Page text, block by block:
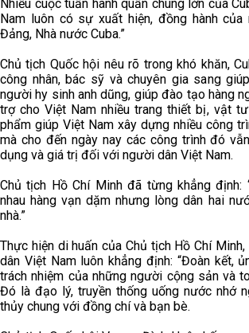
Nhiều cuộc tuần hành quần chúng lớn của
Nam luôn có sự xuất hiện, đồng hành
Đảng, Nhà nước Cuba.”
Chủ tịch Quốc hội nêu rõ trong khó khăn,
công nhân, bác sỹ và chuyên gia sang
người hy sinh anh dũng, giúp đào tạo hàng
trợ cho Việt Nam nhiều trang thiết bị, vật
phẩm giúp Việt Nam xây dựng nhiều công
mà cho đến ngày nay các công trình đó
dụng và giá trị đối với người dân Việt Nam.
Chủ tịch Hồ Chí Minh đã từng khẳng định:
nhau hàng vạn dặm nhưng lòng dân hai
nhà.”
Thực hiện di huấn của Chủ tịch Hồ Chí
dân Việt Nam luôn khẳng định: “Đoàn kết,
trách nhiệm của những người cộng sản và
Đó là đạo lý, truyền thống uống nước nhớ
thủy chung với đồng chí và bạn bè.